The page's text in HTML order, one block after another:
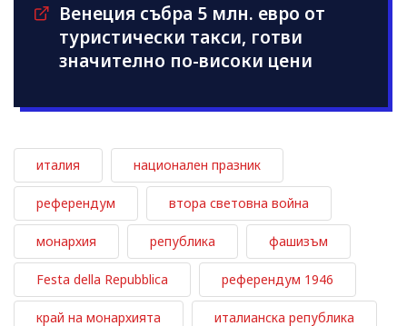
Венеция събра 5 млн. евро от
туристически такси, готви
значително по-високи цени
италия национален празник
референдум втора световна война
монархия република фашизъм
Festa della Repubblica референдум 1946
край на монархията италианска република